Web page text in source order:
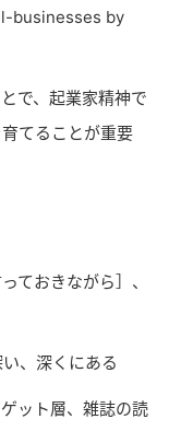
businesses by
で、起業家精神で
てることが重要
ておきながら］、
、深くにある
ット層、雑誌の読